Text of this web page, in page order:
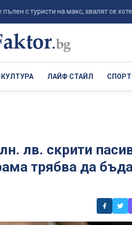
туристи на макс, хвалят се хотелиери...
КУЛТУРА ЛАЙФ СТАЙЛ СПОРТ
лв. скрити
трябва да